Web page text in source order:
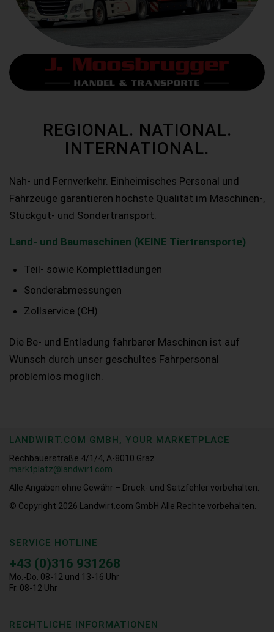
REGIONAL. NATIONAL.
INTERNATIONAL.
Nah- und Fernverkehr. Einheimisches Personal und
Fahrzeuge garantieren höchste Qualität im Maschinen-,
Stückgut- und Sondertransport.
Land- und Baumaschinen (KEINE Tiertransporte)
Teil- sowie Komplettladungen
Sonderabmessungen
Zollservice (CH)
Die Be- und Entladung fahrbarer Maschinen ist auf
Wunsch durch unser geschultes Fahrpersonal
problemlos möglich.
LANDWIRT.COM GMBH, YOUR MARKETPLACE
Rechbauerstraße 4/1/4, A-8010 Graz
marktplatz@landwirt.com
Alle Angaben ohne Gewähr – Druck- und Satzfehler vorbehalten.
© Copyright 2026
Landwirt.com GmbH Alle Rechte vorbehalten.
SERVICE HOTLINE
+43 (0)316 931268
Mo.-Do. 08-12 und 13-16 Uhr
Fr. 08-12 Uhr
RECHTLICHE INFORMATIONEN